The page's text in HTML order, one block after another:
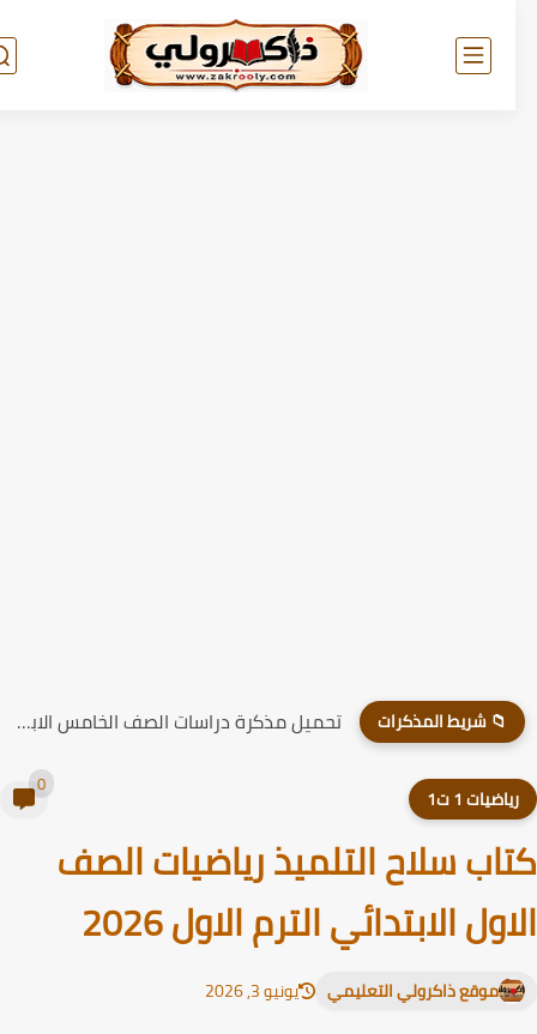
📁 شريط المذكرات تحميل مذكرة دراسات الصف الخامس الابتدائي الترم الاول 2026
1 ت1
سلاح التلميذ رياضيات الصف
الابتدائي الترم الاول 2026
موقع ذاكرولي التعليمي يونيو 3, 2026